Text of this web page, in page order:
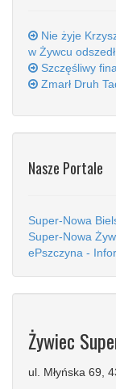
Nie żyje
w Żywcu odszedł
Szczęśliwy
Zmarł Druh
Nasze Portale
Super-Nowa
Super-Nowa
ePszczyna -
Żywiec
ul. Młyńska 69,